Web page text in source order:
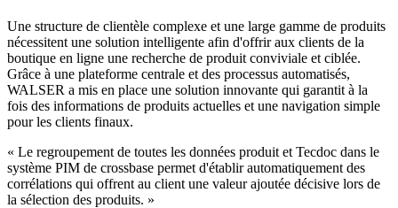
Une structure de clientèle complexe et une large gamme de produits
nécessitent une solution intelligente afin d'offrir aux clients de la
boutique en ligne une recherche de produit conviviale et ciblée.
Grâce à une plateforme centrale et des processus automatisés,
WALSER a mis en place une solution innovante qui garantit à la
fois des informations de produits actuelles et une navigation simple
pour les clients finaux.
« Le regroupement de toutes les données produit et Tecdoc dans le
système PIM de crossbase permet d'établir automatiquement des
corrélations qui offrent au client une valeur ajoutée décisive lors de
la sélection des produits. »